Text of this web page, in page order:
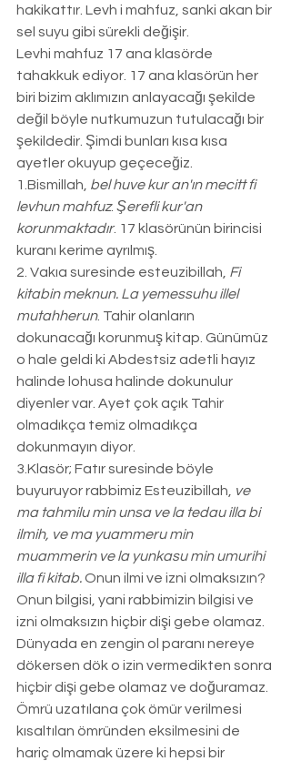
hakikattır. Levh i mahfuz, sanki akan bir
sel suyu gibi sürekli değişir.
Levhi mahfuz 17 ana klasörde
tahakkuk ediyor. 17 ana klasörün her
biri bizim aklımızın anlayacağı şekilde
değil böyle nutkumuzun tutulacağı bir
şekildedir. Şimdi bunları kısa kısa
ayetler okuyup geçeceğiz.
1.Bismillah, bel huve kur an'ın mecitt fi
levhun mahfuz. Şerefli kur'an
korunmaktadır. 17 klasörünün birincisi
kuranı kerime ayrılmış.
2. Vakıa suresinde esteuzibillah, Fi
kitabin meknun. La yemessuhu illel
mutahherun. Tahir olanların
dokunacağı korunmuş kitap. Günümüz
o hale geldi ki Abdestsiz adetli hayız
halinde lohusa halinde dokunulur
diyenler var. Ayet çok açık Tahir
olmadıkça temiz olmadıkça
dokunmayın diyor.
3.Klasör; Fatır suresinde böyle
buyuruyor rabbimiz Esteuzibillah,
ve
ma tahmilu min unsa ve la tedau illa bi
ilmih, ve ma yuammeru min
muammerin ve la yunkasu min umurihi
illa fi kitab. Onun ilmi ve izni olmaksızın?
Onun bilgisi, yani rabbimizin bilgisi ve
izni olmaksızın hiçbir dişi gebe olamaz.
Dünyada en zengin ol paranı nereye
dökersen dök o izin vermedikten sonra
hiçbir dişi gebe olamaz ve doğuramaz.
Ömrü uzatılana çok ömür verilmesi
kısaltılan ömründen eksilmesini de
hariç olmamak üzere ki hepsi bir